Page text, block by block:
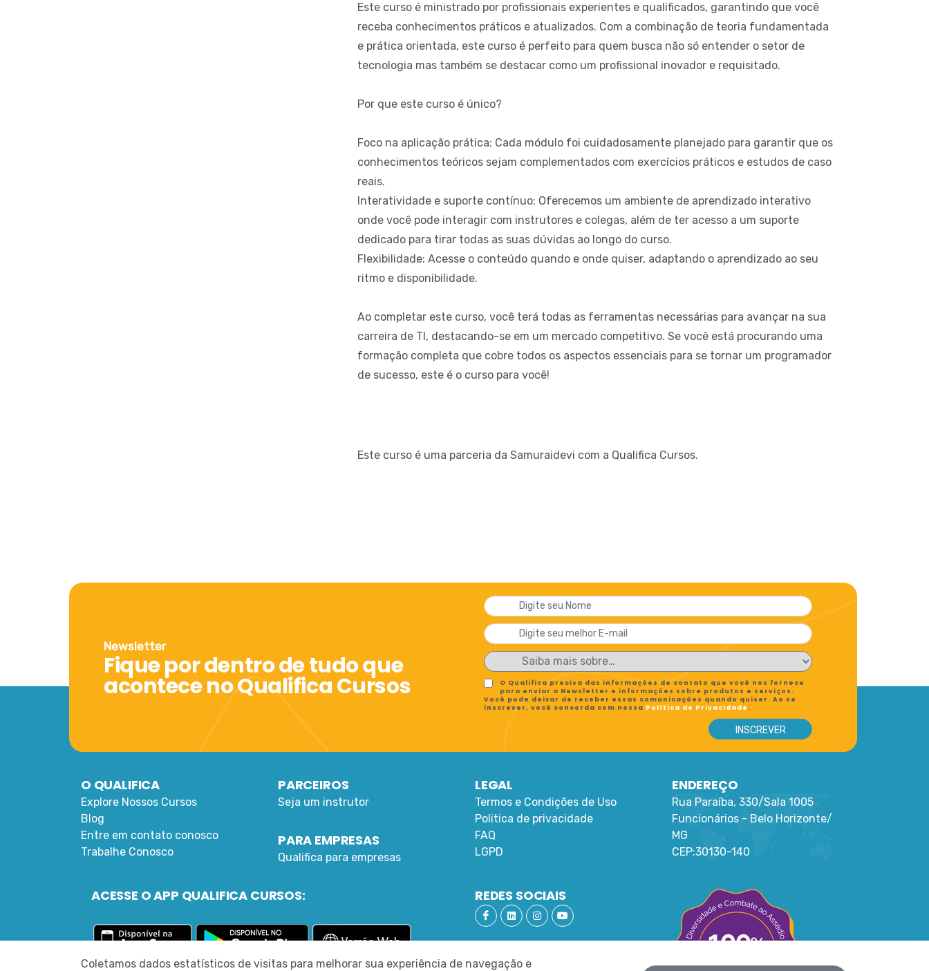
Este curso é ministrado por profissionais experientes e qualificados, garantindo que você
receba conhecimentos práticos e atualizados. Com a combinação de teoria fundamentada
e prática orientada, este curso é perfeito para quem busca não só entender o setor de
tecnologia mas também se destacar como um profissional inovador e requisitado.
Por que este curso é único?
Foco na aplicação prática: Cada módulo foi cuidadosamente planejado para garantir que os
conhecimentos teóricos sejam complementados com exercícios práticos e estudos de caso
reais.
Interatividade e suporte contínuo: Oferecemos um ambiente de aprendizado interativo
onde você pode interagir com instrutores e colegas, além de ter acesso a um suporte
dedicado para tirar todas as suas dúvidas ao longo do curso.
Flexibilidade: Acesse o conteúdo quando e onde quiser, adaptando o aprendizado ao seu
ritmo e disponibilidade.
Ao completar este curso, você terá todas as ferramentas necessárias para avançar na sua
carreira de TI, destacando-se em um mercado competitivo. Se você está procurando uma
formação completa que cobre todos os aspectos essenciais para se tornar um programador
de sucesso, este é o curso para você!
Este curso é uma parceria da Samuraidevi com a Qualifica Cursos.
Newsletter
Fique por dentro de tudo que
acontece no Qualifica Cursos
O Qualifica precisa das informações de contato que você nos fornece
para enviar a Newsletter e informações sobre produtos e serviços.
Você pode deixar de receber essas comunicações quando quiser. Ao se
inscrever, você concorda com nossa Política de Privacidade .
O QUALIFICA
Explore Nossos Cursos
Blog
Entre em contato conosco
Trabalhe Conosco
PARCEIROS
Seja um instrutor
PARA EMPRESAS
Qualifica para empresas
LEGAL
Termos e Condições de Uso
Politica de privacidade
FAQ
LGPD
ENDEREÇO
Rua Paraíba, 330/Sala 1005
Funcionários - Belo Horizonte/
MG
CEP:30130-140
ACESSE O APP QUALIFICA CURSOS: REDES SOCIAIS
Coletamos dados estatísticos de visitas para melhorar sua experiência de navegação e